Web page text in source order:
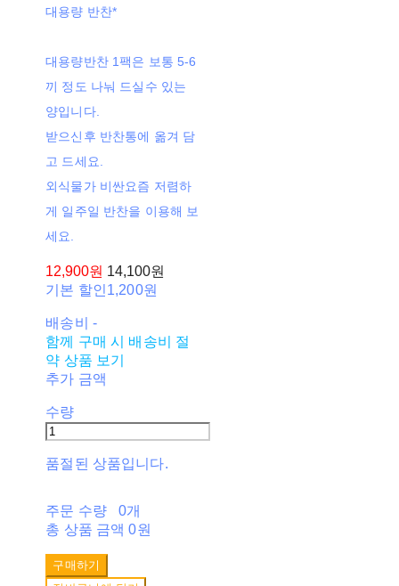
대용량 반찬*
대용량반찬 1팩은 보통 5-6
끼 정도 나눠 드실수 있는
양입니다.
받으신후 반찬통에 옮겨 담
고 드세요.
외식물가 비싼요즘 저렴하
게 일주일 반찬을 이용해 보
세요.
12,900원 14,100원
기본 할인 1,200원
배송비 -
함께 구매 시 배송비 절
약 상품 보기
추가 금액
수량
품절된 상품입니다.
주문 수량
0개
총 상품 금액 0원
구매하기